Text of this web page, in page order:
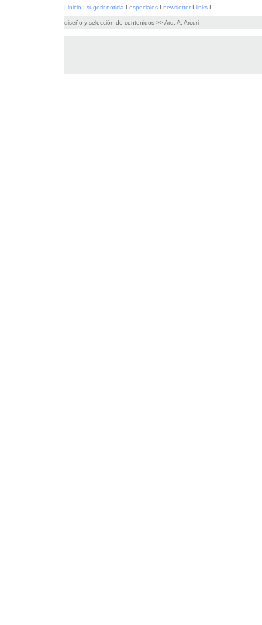
I inicio I sugerir noticia I especiales I newsletter I links I
diseño y selección de contenidos >> Arq. A. Arcuri